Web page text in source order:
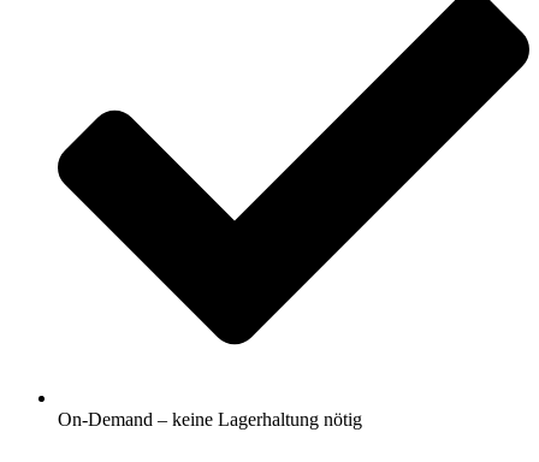
On-Demand – keine Lagerhaltung nötig